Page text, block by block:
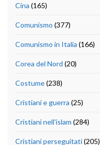
Cina (165)
Comunismo (377)
Comunismo in Italia (166)
Corea del Nord (20)
Costume(238)
Cristiani e guerra (25)
Cristiani nell'islam (284)
Cristiani perseguitati(205)